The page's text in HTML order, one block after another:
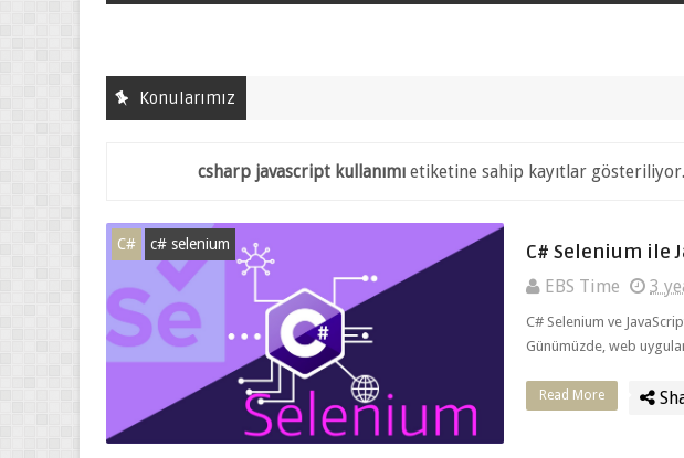
Konularımız
csharp javascript kullanımıetiketine sahip kayıtlar gösteriliyor.
C# c# selenium C# Selenium ile
EBS Time 3
C# Selenium ve
Günümüzde, web
Read More